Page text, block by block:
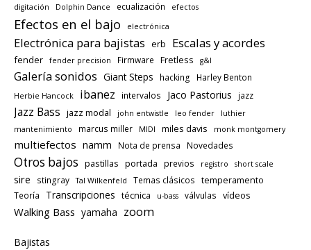
digitación
Dolphin Dance ecualización efectos
Efectos en el bajo electrónica
Electrónica para bajistas erb Escalas y acordes
fender fender precision Firmware Fretless g&l
Galería sonidos Giant Steps hacking Harley Benton
Herbie Hancock ibanez intervalos Jaco Pastorius jazz
Jazz Bass jazz modal john entwistle leo fender
luthier
mantenimiento
marcus miller MIDI miles davis monk montgomery
multiefectos namm Nota de prensa Novedades
Otros bajos pastillas portada previos registro short scale
sire stingray Tal Wilkenfeld Temas clásicos temperamento
Teoría Transcripciones técnica u-bass válvulas vídeos
Walking Bass yamaha zoom
Bajistas